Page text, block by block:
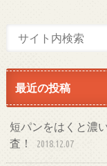
最近の投稿
短パンをはくと濃
査！
2018.12.07